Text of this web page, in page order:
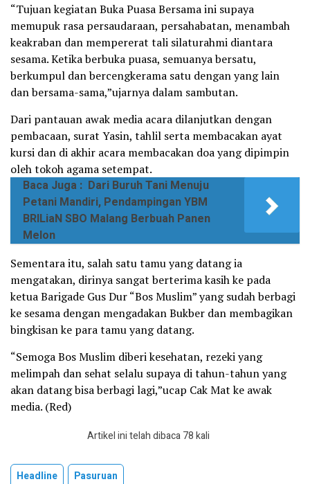
“Tujuan kegiatan Buka Puasa Bersama ini supaya
memupuk rasa persaudaraan, persahabatan, menambah
keakraban dan mempererat tali silaturahmi diantara
sesama. Ketika berbuka puasa, semuanya bersatu,
berkumpul dan bercengkerama satu dengan yang lain
dan bersama-sama,”ujarnya dalam sambutan.
Dari pantauan awak media acara dilanjutkan dengan
pembacaan, surat Yasin, tahlil serta membacakan ayat
kursi dan di akhir acara membacakan doa yang dipimpin
oleh tokoh agama setempat.
Baca Juga : Dari Buruh Tani Menuju
Petani Mandiri, Pendampingan YBM
BRILiaN SBO Malang Berbuah Panen
Melon
Sementara itu, salah satu tamu yang datang ia
mengatakan, dirinya sangat berterima kasih ke pada
ketua Barigade Gus Dur “Bos Muslim” yang sudah berbagi
ke sesama dengan mengadakan Bukber dan membagikan
bingkisan ke para tamu yang datang.
“Semoga Bos Muslim diberi kesehatan, rezeki yang
melimpah dan sehat selalu supaya di tahun-tahun yang
akan datang bisa berbagi lagi,”ucap Cak Mat ke awak
media. (Red)
Artikel ini telah dibaca 78 kali
Headline Pasuruan